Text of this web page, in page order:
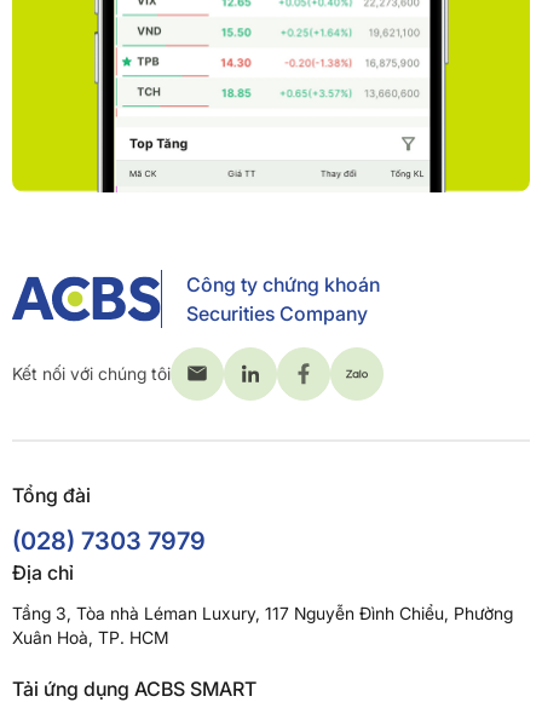
Công ty chứng khoán
Securities Company
Kết nối với chúng tôi
Tổng đài
(028) 7303 7979
Địa chỉ
Tầng 3, Tòa nhà Léman Luxury, 117 Nguyễn Đình Chiểu, Phường
Xuân Hoà, TP. HCM
Tải ứng dụng ACBS SMART